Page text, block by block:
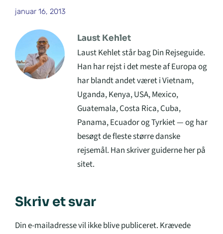
januar 16, 2013
Laust Kehlet
Laust Kehlet står bag Din Rejseguide.
Han har rejst i det meste af Europa og
har blandt andet været i Vietnam,
Uganda, Kenya, USA, Mexico,
Guatemala, Costa Rica, Cuba,
Panama, Ecuador og Tyrkiet — og har
besøgt de fleste større danske
rejsemål. Han skriver guiderne her på
sitet.
Skriv et svar
Din e-mailadresse vil ikke blive publiceret. Krævede